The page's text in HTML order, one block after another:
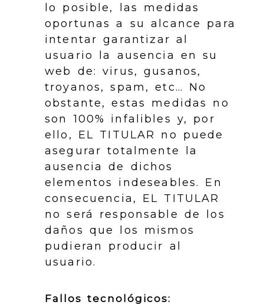
lo posible, las medidas
oportunas a su alcance para
intentar garantizar al
usuario la ausencia en su
web de: virus, gusanos,
troyanos, spam, etc… No
obstante, estas medidas no
son 100% infalibles y, por
ello, EL TITULAR no puede
asegurar totalmente la
ausencia de dichos
elementos indeseables. En
consecuencia, EL TITULAR
no será responsable de los
daños que los mismos
pudieran producir al
usuario.
Fallos tecnológicos: